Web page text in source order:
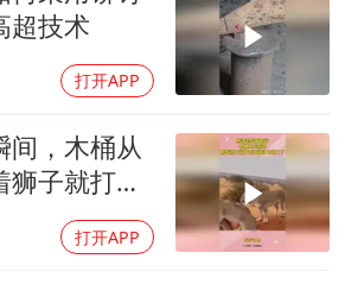
超技术
打开APP
间，木桶从
子就打去
打开APP